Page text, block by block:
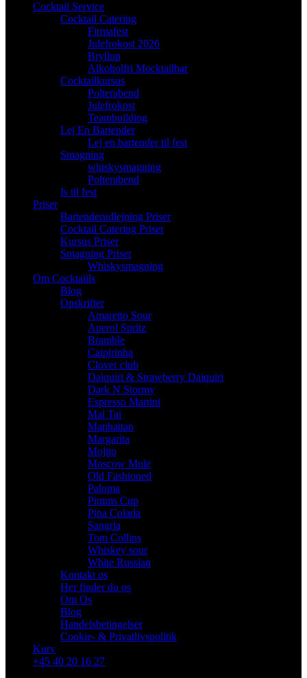
Cocktail Service
Cocktail Catering
Firmafest
Julefrokost 2026
Bryllup
Alkoholfri Mocktailbar
Cocktailkursus
Polterabend
Julefrokost
Teambuilding
Lej En Bartender
Lej en bartender til fest
Smagning
whiskysmagning
Polterabend
Is til fest
Priser
Bartenderudlejning Priser
Cocktail Catering Priser
Kursus Priser
Smagning Priser
Whiskysmagning
Om Cocktaiils
Blog
Opskrifter
Amaretto Sour
Aperol Spritz
Bramble
Caipirinha
Clover club
Daiquiri & Strawberry Daiquiri
Dark N Stormy
Espresso Martini
Mai Tai
Manhattan
Margarita
Mojito
Moscow Mule
Old Fashioned
Paloma
Pimms Cup
Pina Colada
Sangria
Tom Collins
Whiskey sour
White Russian
Kontakt os
Her finder du os
Om Os
Blog
Handelsbetingelser
Cookie- & Privatlivspolitik
Kurv
+45 40 20 16 27